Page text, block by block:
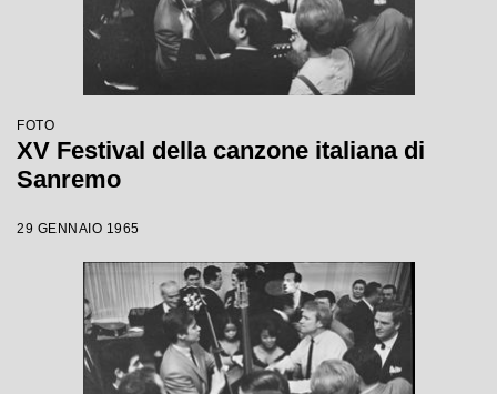
FOTO
XV Festival della canzone italiana di
Sanremo
29 GENNAIO 1965